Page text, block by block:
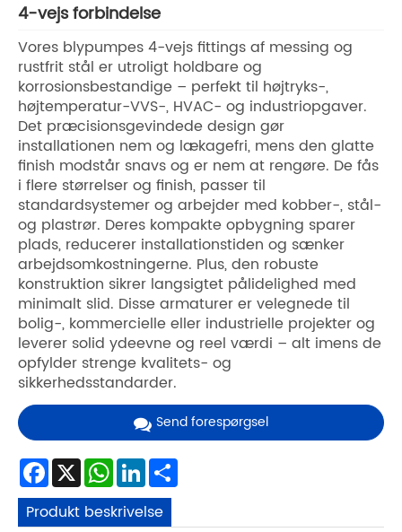
4-vejs forbindelse
Vores blypumpes 4-vejs fittings af messing og
rustfrit stål er utroligt holdbare og
korrosionsbestandige – perfekt til højtryks-,
højtemperatur-VVS-, HVAC- og industriopgaver.
Det præcisionsgevindede design gør
installationen nem og lækagefri, mens den glatte
finish modstår snavs og er nem at rengøre. De fås
i flere størrelser og finish, passer til
standardsystemer og arbejder med kobber-, stål-
og plastrør. Deres kompakte opbygning sparer
plads, reducerer installationstiden og sænker
arbejdsomkostningerne. Plus, den robuste
konstruktion sikrer langsigtet pålidelighed med
minimalt slid. Disse armaturer er velegnede til
bolig-, kommercielle eller industrielle projekter og
leverer solid ydeevne og reel værdi – alt imens de
opfylder strenge kvalitets- og
sikkerhedsstandarder.
Send forespørgsel
Facebook
X WhatsApp
LinkedIn
Produkt beskrivelse